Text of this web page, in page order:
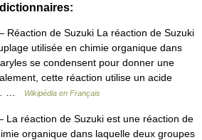
Réaction de Suzuki La réaction de Suzuki
utilisée en chimie organique dans
se condensent pour donner une
cette réaction utilise un acide
…
Wikipédia en Français
La réaction de Suzuki est une réaction de
organique dans laquelle deux groupes